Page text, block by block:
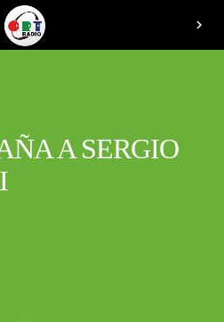
chevron_right
A SERGIO